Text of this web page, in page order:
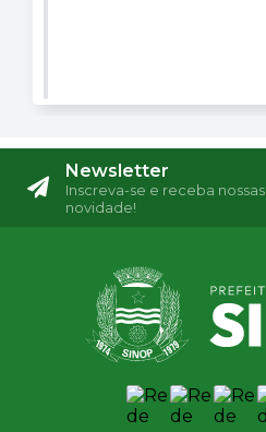
Newsletter
Inscreva-se e receba nossas
novidade!